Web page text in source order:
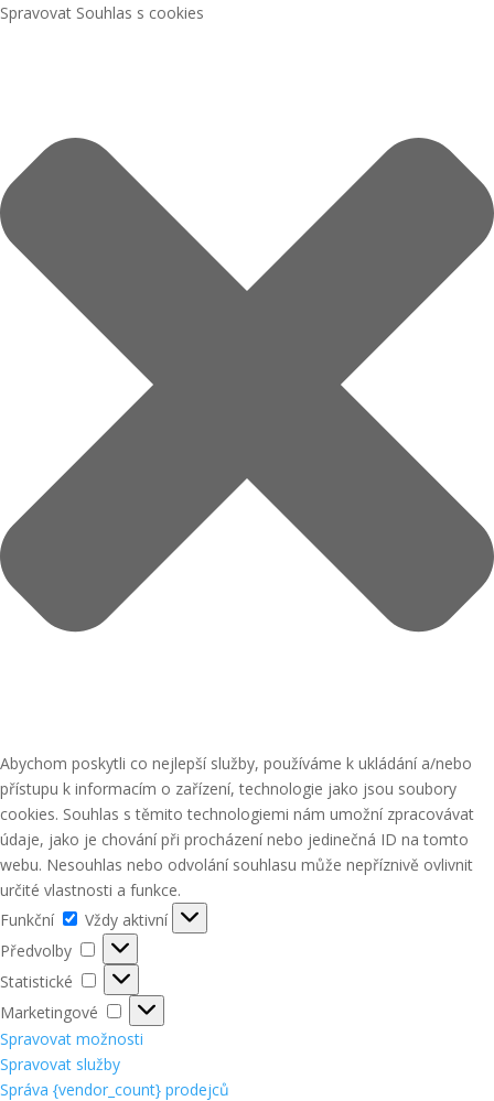
Spravovat Souhlas s cookies
Abychom poskytli co nejlepší služby, používáme k ukládání a/nebo
přístupu k informacím o zařízení, technologie jako jsou soubory
cookies. Souhlas s těmito technologiemi nám umožní zpracovávat
údaje, jako je chování při procházení nebo jedinečná ID na tomto
webu. Nesouhlas nebo odvolání souhlasu může nepříznivě ovlivnit
určité vlastnosti a funkce.
Funkční
Funkční
Vždy aktivní
Předvolby
Předvolby
Statistické
Statistické
Marketingové
Marketingové
Spravovat možnosti
Spravovat služby
Správa {vendor_count} prodejců